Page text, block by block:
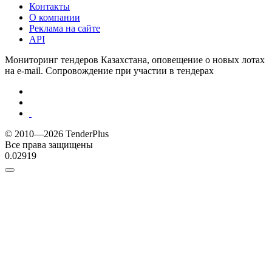
Контакты
О компании
Реклама на сайте
API
Мониторинг тендеров Казахстана, оповещение о новых лотах
на e-mail. Сопровождение при участии в тендерах
© 2010—2026 TenderPlus
Все права защищены
0.02919